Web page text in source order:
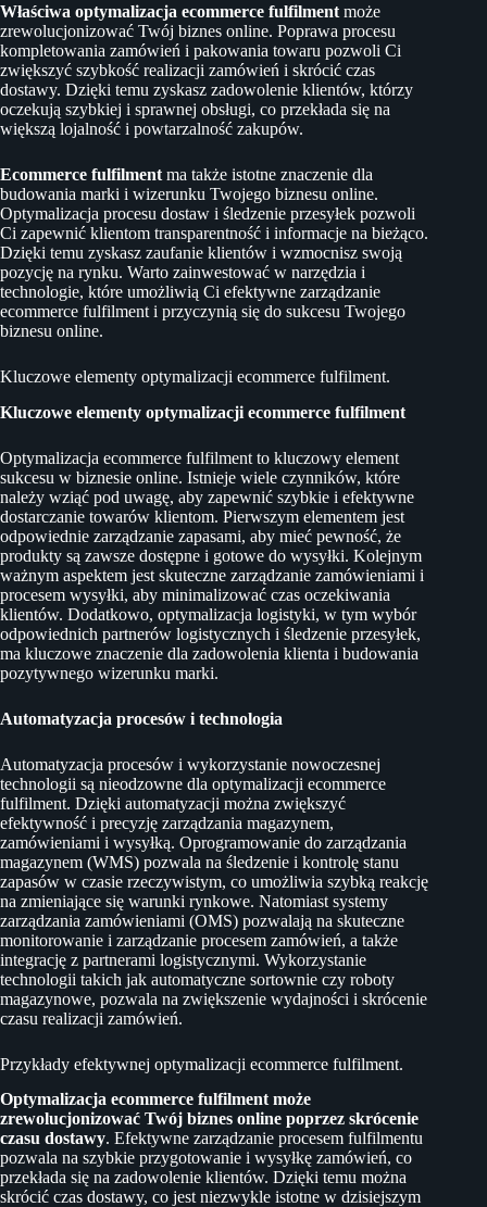
Właściwa optymalizacja ecommerce fulfilment może
zrewolucjonizować Twój biznes online. Poprawa procesu
kompletowania zamówień i pakowania towaru pozwoli Ci
zwiększyć szybkość realizacji zamówień i skrócić czas
dostawy. Dzięki temu zyskasz zadowolenie klientów, którzy
oczekują szybkiej i sprawnej obsługi, co przekłada się na
większą lojalność i powtarzalność zakupów.
Ecommerce fulfilment ma także istotne znaczenie dla
budowania marki i wizerunku Twojego biznesu online.
Optymalizacja procesu dostaw i śledzenie przesyłek pozwoli
Ci zapewnić klientom transparentność i informacje na bieżąco.
Dzięki temu zyskasz zaufanie klientów i wzmocnisz swoją
pozycję na rynku. Warto zainwestować w narzędzia i
technologie, które umożliwią Ci efektywne zarządzanie
ecommerce fulfilment i przyczynią się do sukcesu Twojego
biznesu online.
Kluczowe elementy optymalizacji ecommerce fulfilment.
Kluczowe elementy optymalizacji ecommerce fulfilment
Optymalizacja ecommerce fulfilment to kluczowy element
sukcesu w biznesie online. Istnieje wiele czynników, które
należy wziąć pod uwagę, aby zapewnić szybkie i efektywne
dostarczanie towarów klientom. Pierwszym elementem jest
odpowiednie zarządzanie zapasami, aby mieć pewność, że
produkty są zawsze dostępne i gotowe do wysyłki. Kolejnym
ważnym aspektem jest skuteczne zarządzanie zamówieniami i
procesem wysyłki, aby minimalizować czas oczekiwania
klientów. Dodatkowo, optymalizacja logistyki, w tym wybór
odpowiednich partnerów logistycznych i śledzenie przesyłek,
ma kluczowe znaczenie dla zadowolenia klienta i budowania
pozytywnego wizerunku marki.
Automatyzacja procesów i technologia
Automatyzacja procesów i wykorzystanie nowoczesnej
technologii są nieodzowne dla optymalizacji ecommerce
fulfilment. Dzięki automatyzacji można zwiększyć
efektywność i precyzję zarządzania magazynem,
zamówieniami i wysyłką. Oprogramowanie do zarządzania
magazynem (WMS) pozwala na śledzenie i kontrolę stanu
zapasów w czasie rzeczywistym, co umożliwia szybką reakcję
na zmieniające się warunki rynkowe. Natomiast systemy
zarządzania zamówieniami (OMS) pozwalają na skuteczne
monitorowanie i zarządzanie procesem zamówień, a także
integrację z partnerami logistycznymi. Wykorzystanie
technologii takich jak automatyczne sortownie czy roboty
magazynowe, pozwala na zwiększenie wydajności i skrócenie
czasu realizacji zamówień.
Przykłady efektywnej optymalizacji ecommerce fulfilment.
Optymalizacja ecommerce fulfilment może
zrewolucjonizować Twój biznes online poprzez skrócenie
czasu dostawy. Efektywne zarządzanie procesem fulfilmentu
pozwala na szybkie przygotowanie i wysyłkę zamówień, co
przekłada się na zadowolenie klientów. Dzięki temu można
skrócić czas dostawy, co jest niezwykle istotne w dzisiejszym